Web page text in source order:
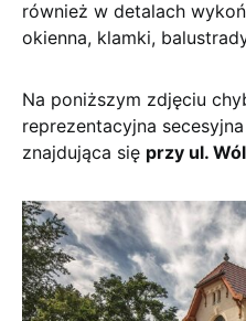
również w detalach
okienna, klamki,
Na poniższym zdjęciu
reprezentacyjna
znajdująca się przy ul.